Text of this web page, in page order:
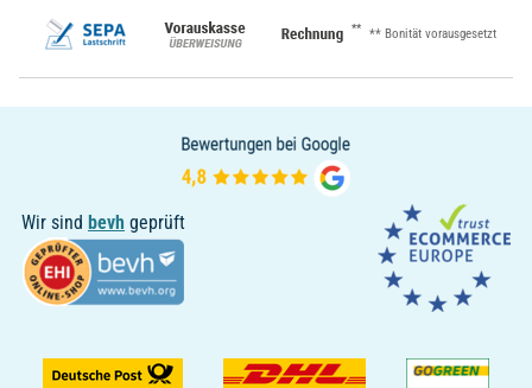
** ** Bonität vorausgesetzt
Wir sind bevh geprüft